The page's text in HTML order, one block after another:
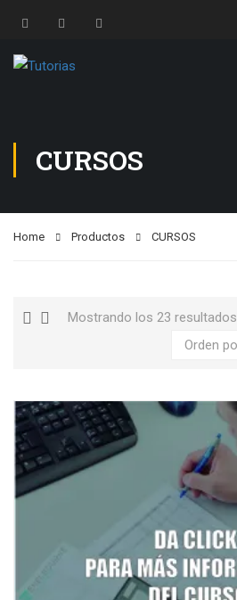
CURSOS
Home Productos CURSOS
Mostrando los 23 resultados